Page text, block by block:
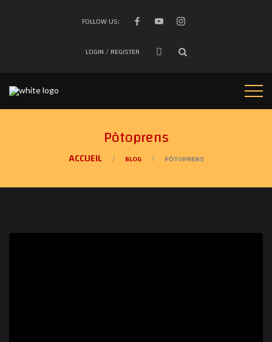
FOLLOW US:
LOGIN / REGISTER
Pòtoprens
/ BLOG / PÒTOPRENS